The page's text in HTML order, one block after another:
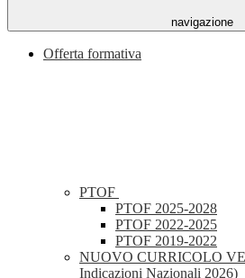
navigazione
Offerta formativa
PTOF
PTOF 2025-2028
PTOF 2022-2025
PTOF 2019-2022
NUOVO CURRICOLO
Indicazioni Nazionali 2026)